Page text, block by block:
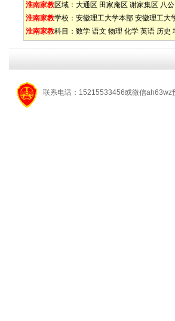
淮南家教区域： 大通区 田家庵区 谢家集区 八
淮南家教学校： 安徽理工大学本部 安徽理工大
淮南家教科目： 数学 语文 物理 化学 英语 历史
联系电话：15215533456或微信